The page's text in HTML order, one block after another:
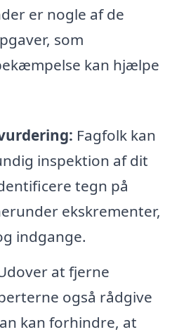
er nogle af de
som
kan hjælpe
Fagfolk kan
inspektion af dit
tegn på
ekskrementer,
indgange.
at fjerne
også rådgive
kan forhindre, at